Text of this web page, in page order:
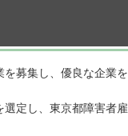
募集し、優良な企業を
定し、東京都障害者雇